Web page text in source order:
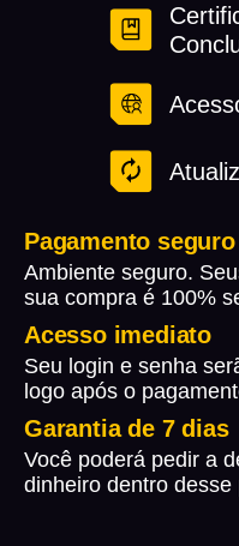
Pagamento seguro
Ambiente seguro.
sua compra é 100%
Acesso imediato
Seu login e senha
logo após o
Garantia de 7 dias
Você poderá pedir a
dinheiro dentro desse